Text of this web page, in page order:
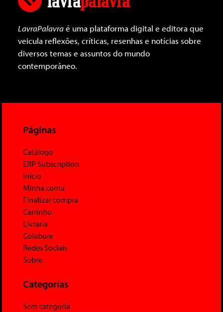
LavraPalavraé uma plataforma digital e editora que
veicula reflexões, críticas, resenhas e notícias sobre
diversos temas e assuntos do mundo
contemporâneo.
Páginas
Catálogo
ERP Subscription
Início
Minha conta
Finalizar compra
Carrinho
Livraria
Colabore
Redes Sociais
Sobre
Categorias
Sem categoria